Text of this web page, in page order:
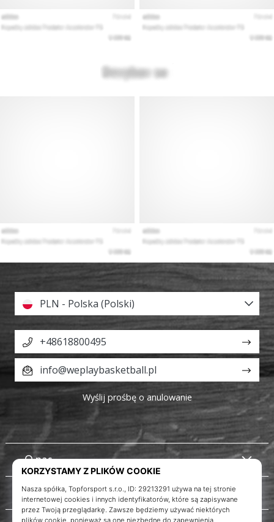
O nas
Obsługa klienta
PLN - Polska (Polski)
+48618800495
info@weplaybasketball.pl
Wyślij prośbę o anulowanie